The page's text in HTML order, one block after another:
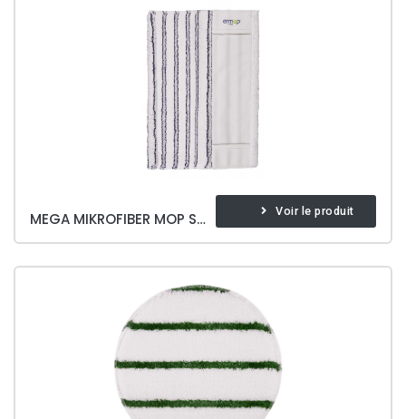
MEGA MIKROFIBER MOP SOFT & BRITE Voir le produit